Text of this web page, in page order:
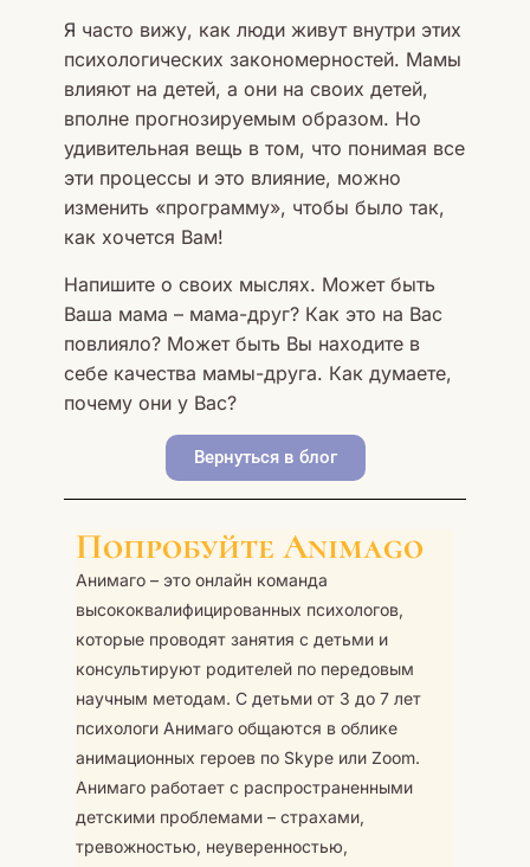
Я часто вижу, как люди живут внутри этих
психологических закономерностей. Мамы
влияют на детей, а они на своих детей,
вполне прогнозируемым образом. Но
удивительная вещь в том, что понимая все
эти процессы и это влияние, можно
изменить «программу», чтобы было так,
как хочется Вам!
Напишите о своих мыслях. Может быть
Ваша мама – мама-друг? Как это на Вас
повлияло? Может быть Вы находите в
себе качества мамы-друга. Как думаете,
почему они у Вас?
Вернуться в блог
Попробуйте Animago
Анимаго – это онлайн команда
высококвалифицированных психологов,
которые проводят занятия с детьми и
консультируют родителей по передовым
научным методам. С детьми от 3 до 7 лет
психологи Анимаго общаются в облике
анимационных героев по Skype или Zoom.
Анимаго работает с распространенными
детскими проблемами – страхами,
тревожностью, неуверенностью,